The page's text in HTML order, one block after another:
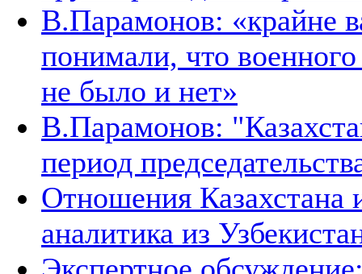
В.Парамонов: «крайне
понимали, что
не было и нет»
В.Парамонов:
период
Отношения Казахстана
аналитика из